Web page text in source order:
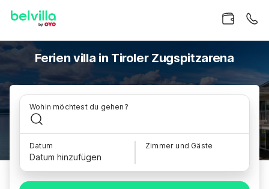
Ferien villa in Tiroler Zugspitzarena
Wohin möchtest du gehen?
Datum
Datum hinzufügen
Zimmer und Gäste